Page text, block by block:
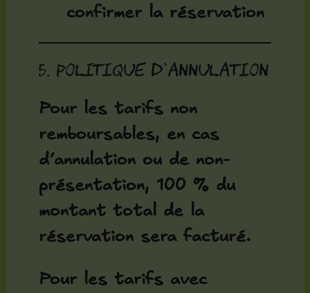
confirmer la réservation
5. Politique d’annulation
Pour les tarifs non
remboursables, en cas
d’annulation ou de non-
présentation, 100 % du
montant total de la
réservation sera facturé.
Pour les tarifs avec